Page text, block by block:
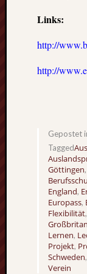
Links:
http://
http://
Gepostet
Tagged
Göttingen,
England,
Europass,
Flexibilität,
Lernen,
Projekt,
Schweden,
Verein